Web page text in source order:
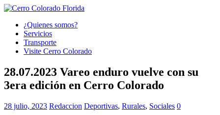
¿Quienes somos?
Servicios
Transporte
Visite Cerro Colorado
28.07.2023 Vareo enduro vuelve con su
3era edición en Cerro Colorado
28 julio, 2023 Redaccion Deportivas, Rurales, Sociales 0